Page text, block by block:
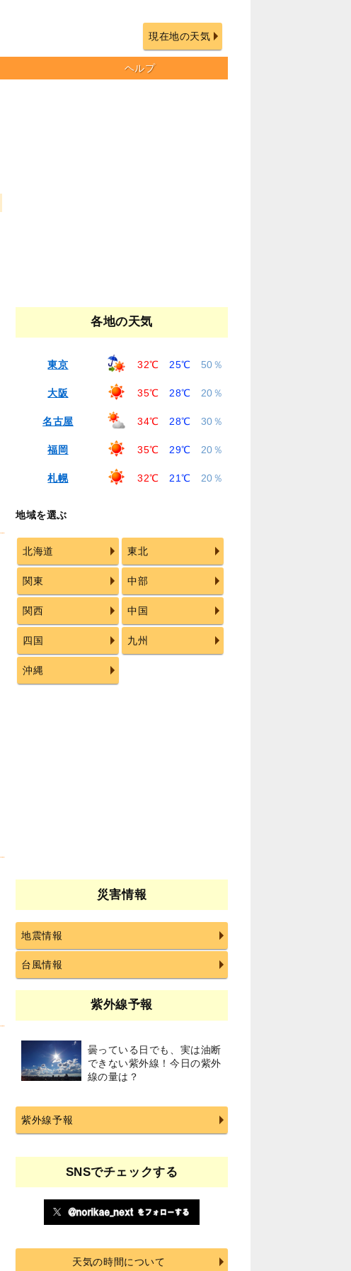
現在地の天気
ヘルプ
各地の天気
東京 32℃ 25℃ 50％
大阪 35℃ 28℃ 20％
名古屋 34℃ 28℃ 30％
福岡 35℃ 29℃ 20％
札幌 32℃ 21℃ 20％
地域を選ぶ
北海道 東北
関東 中部
関西 中国
四国 九州
沖縄
災害情報
地震情報
台風情報
紫外線予報
曇っている日でも、実は油断
できない紫外線！今日の紫外
線の量は？
紫外線予報
SNSでチェックする
天気の時間について